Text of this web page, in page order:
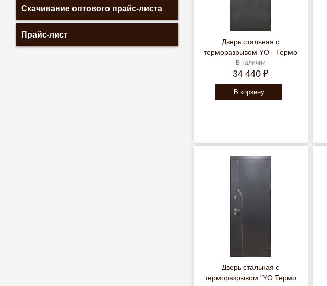
Скачивание оптового прайс-листа
Прайс-лист
Дверь стальная с
терморазрывом YO - Термо
В наличии
34 440 ₽
В корзину
Дверь стальная с
терморазрывом "YO Термо